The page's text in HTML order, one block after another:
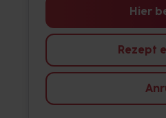
Hier
Rezept